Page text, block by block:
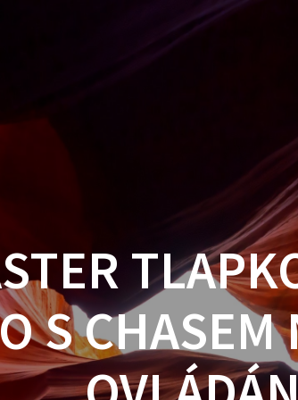
S CHASEM